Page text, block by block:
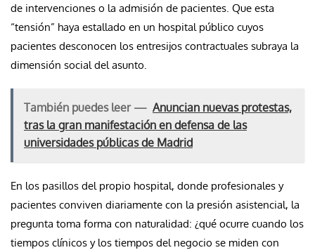
de intervenciones o la admisión de pacientes. Que esta
“tensión” haya estallado en un hospital público cuyos
pacientes desconocen los entresijos contractuales subraya la
dimensión social del asunto.
También puedes leer — Anuncian nuevas protestas,
tras la gran manifestación en defensa de las
universidades públicas de Madrid
En los pasillos del propio hospital, donde profesionales y
pacientes conviven diariamente con la presión asistencial, la
pregunta toma forma con naturalidad: ¿qué ocurre cuando los
tiempos clínicos y los tiempos del negocio se miden con